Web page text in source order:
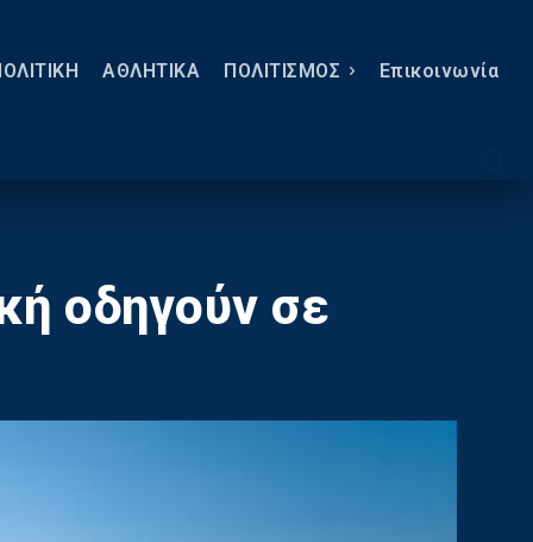
ΑΘΛΗΤΙΚΑ ΠΟΛΙΤΙΣΜΟΣ Eπικοινωνία
οδηγούν σε